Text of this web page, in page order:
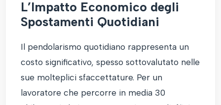
L’Impatto Economico degli
Spostamenti Quotidiani
Il pendolarismo quotidiano rappresenta un
costo significativo, spesso sottovalutato nelle
sue molteplici sfaccettature. Per un
lavoratore che percorre in media 30